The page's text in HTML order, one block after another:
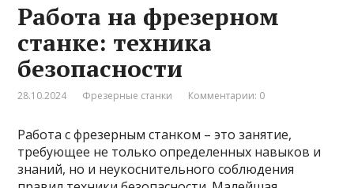
Работа на фрезерном
станке: техника
безопасности
28.10.2024 Фрезерные станки Комментарии: 0
Работа с фрезерным станком – это занятие,
требующее не только определенных навыков и
знаний, но и неукоснительного соблюдения